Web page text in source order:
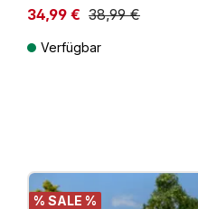
34,99 € 38,99 €
Verfügbar
% SALE %